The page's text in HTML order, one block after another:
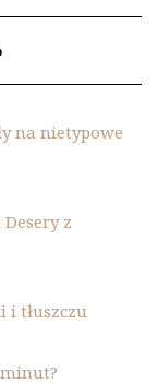
na nietypowe
z
tłuszczu